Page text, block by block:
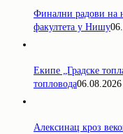
Финални радови на
факултета у Нишу
Екипе „Градске
топловода06.08.2026
Алексинац кроз